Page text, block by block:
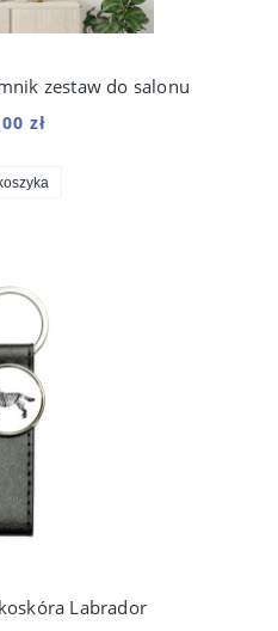
zestaw do salonu
zł
Labrador